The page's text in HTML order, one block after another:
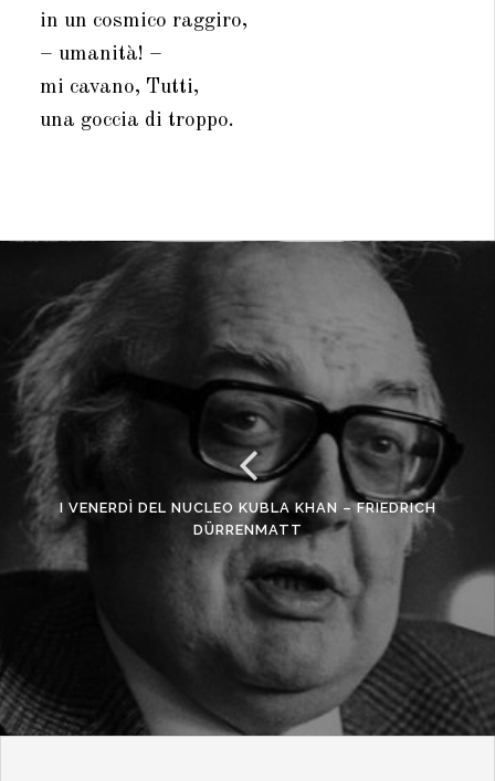
in un cosmico raggiro,
– umanità! –
mi cavano, Tutti,
una goccia di troppo.
I VENERDÌ DEL NUCLEO KUBLA KHAN – FRIEDRICH
DÜRRENMATT